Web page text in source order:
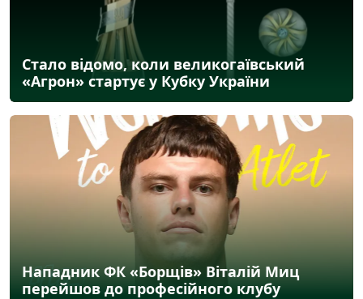
Стало відомо, коли великогаївський
«Агрон» стартує у Кубку України
Нападник ФК «Борщів» Віталій Миц
перейшов до професійного клубу